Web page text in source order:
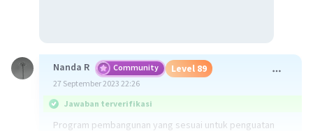
Nanda R Community Level 89
27 September 2023 22:26
Jawaban terverifikasi
Program pembangunan yang sesuai untuk penguatan